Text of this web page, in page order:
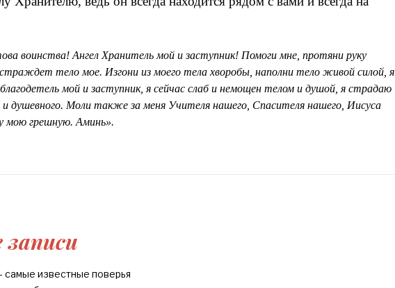
воинства! Ангел Хранитель мой и заступник! Помоги мне, протяни руку
тело мое. Изгони из моего тела хворобы, наполни тело живой силой, я
мой и заступник, я сейчас слаб и немощен телом и душой, я страдаю
и душевного. Моли также за меня Учителя нашего, Спасителя нашего, Иисуса
мою грешную. Аминь».
самые известные поверья